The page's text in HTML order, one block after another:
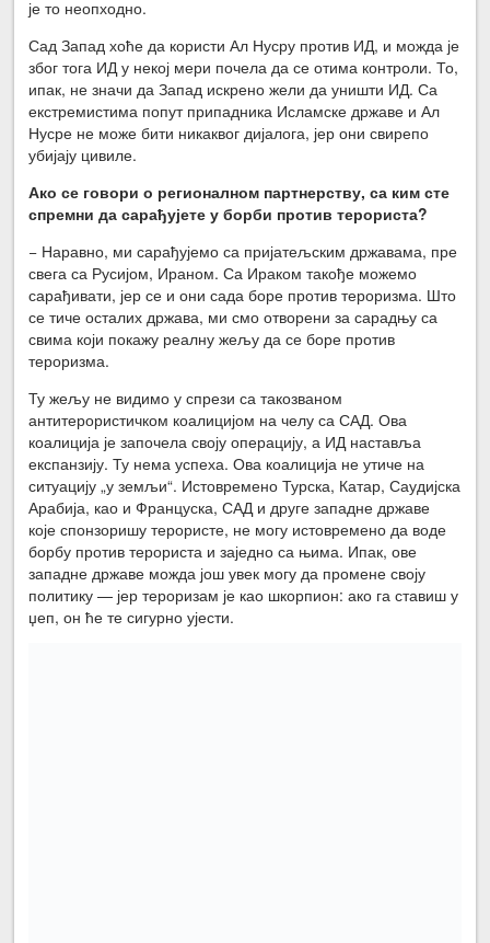
је то неопходно.
Сад Запад хоће да користи Ал Нусру против ИД, и можда је
због тога ИД у некој мери почела да се отима контроли. То,
ипак, не значи да Запад искрено жели да уништи ИД. Са
екстремистима попут припадника Исламске државе и Ал
Нусре не може бити никаквог дијалога, јер они свирепо
убијају цивиле.
Ако се говори о регионалном партнерству, са ким сте
спремни да сарађујете у борби против терориста?
− Наравно, ми сарађујемо са пријатељским државама, пре
свега са Русијом, Ираном. Са Ираком такође можемо
сарађивати, јер се и они сада боре против тероризма. Што
се тиче осталих држава, ми смо отворени за сарадњу са
свима који покажу реалну жељу да се боре против
тероризма.
Ту жељу не видимо у спрези са такозваном
антитерористичком коалицијом на челу са САД. Ова
коалиција је започела своју операцију, а ИД наставља
експанзију. Ту нема успеха. Ова коалиција не утиче на
ситуацију „у земљи“. Истовремено Турска, Катар, Саудијска
Арабија, као и Француска, САД и друге западне државе
које спонзоришу терористе, не могу истовремено да воде
борбу против терориста и заједно са њима. Ипак, ове
западне државе можда још увек могу да промене своју
политику — јер тероризам је као шкорпион: ако га ставиш у
џеп, он ће те сигурно ујести.